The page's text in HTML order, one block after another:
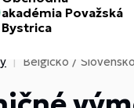
akadémia Považská
Bystrica
Belgicko / Slovensko